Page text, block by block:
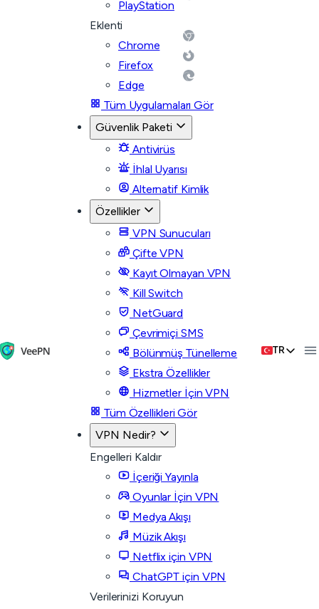
PlayStation
Eklenti
Chrome
Firefox
Edge
Tüm Uygulamaları Gör
Güvenlik Paketi
Antivirüs
İhlal Uyarısı
Alternatif Kimlik
Özellikler
VPN Sunucuları
Çifte VPN
Kayıt Olmayan VPN
Kill Switch
NetGuard
Çevrimiçi SMS
Bölünmüş Tünelleme
Ekstra Özellikler
Hizmetler İçin VPN
Tüm Özellikleri Gör
VPN Nedir?
Engelleri Kaldır
İçeriği Yayınla
Oyunlar İçin VPN
Medya Akışı
Müzik Akışı
Netflix için VPN
ChatGPT için VPN
Verilerinizi Koruyun
TR